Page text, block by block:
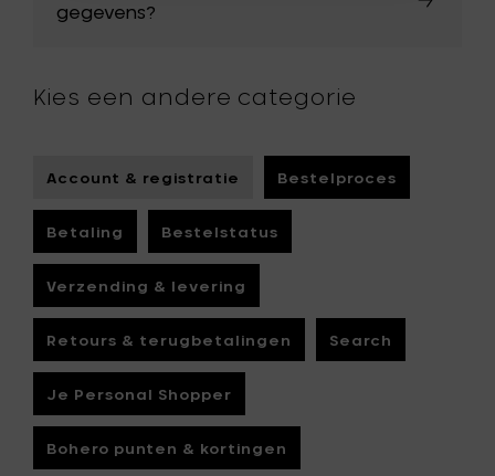
gegevens?
Kies een andere categorie
Account & registratie Bestelproces
Betaling Bestelstatus
Verzending & levering
Retours & terugbetalingen Search
Je Personal Shopper
Bohero punten & kortingen